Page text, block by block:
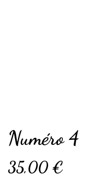
Numéro 4
35,00 €